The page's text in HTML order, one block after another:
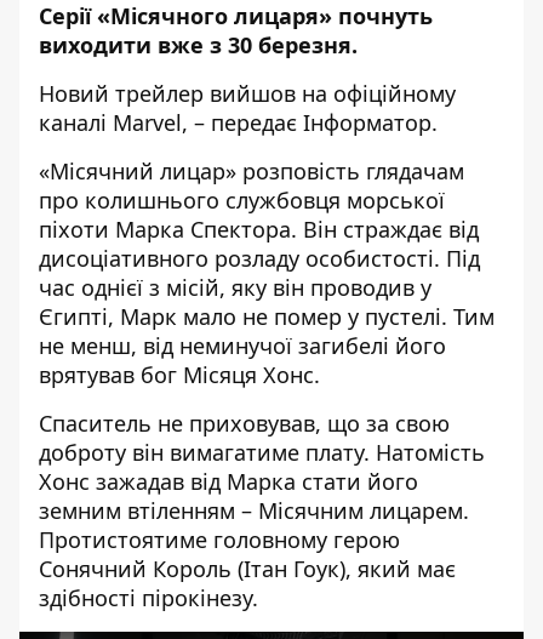
Серії «Місячного лицаря» почнуть
виходити вже з 30 березня.
Новий трейлер вийшов на офіційному
каналі Marvel, – передає Інформатор.
«Місячний лицар» розповість глядачам
про колишнього службовця морської
піхоти Марка Спектора. Він страждає від
дисоціативного розладу особистості. Під
час однієї з місій, яку він проводив у
Єгипті, Марк мало не помер у пустелі. Тим
не менш, від неминучої загибелі його
врятував бог Місяця Хонс.
Спаситель не приховував, що за свою
доброту він вимагатиме плату. Натомість
Хонс зажадав від Марка стати його
земним втіленням – Місячним лицарем.
Протистоятиме головному герою
Сонячний Король (Ітан Гоук), який має
здібності пірокінезу.